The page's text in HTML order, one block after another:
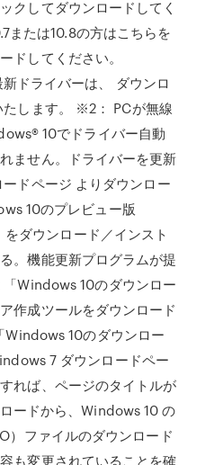
クしてダウンロードしてく
または10.8の方はこちらを
ドしてください。
ドライバーは、 ダウンロ
します。 ※2： PCが無線
10でドライバー自動
ません。ドライバーを更新
ドページ よりダウンロー
10のプレビュー版
ダウンロード／インスト
。機能更新プログラムが提
Windows 10のダウンロー
作成ツールをダウンロード
10のダウンロー
7 ダウンロードペー
れば、ページのタイトルが
ードから、Windows 10 の
）ファイルのダウンロード
も変更されていることを確